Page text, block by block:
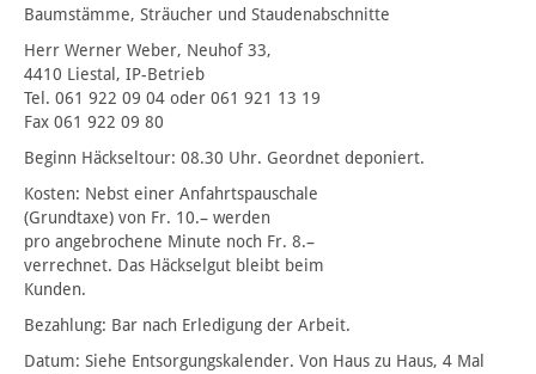
Baumstämme, Sträucher und Staudenabschnitte
Herr Werner Weber, Neuhof 33,
4410 Liestal, IP-Betrieb
Tel. 061 922 09 04 oder 061 921 13 19
Fax 061 922 09 80
Beginn Häckseltour: 08.30 Uhr. Geordnet deponiert.
Kosten: Nebst einer Anfahrtspauschale
(Grundtaxe) von Fr. 10.– werden
pro angebrochene Minute noch Fr. 8.–
verrechnet. Das Häckselgut bleibt beim
Kunden.
Bezahlung: Bar nach Erledigung der Arbeit.
Datum: Siehe Entsorgungskalender. Von Haus zu Haus, 4 Mal